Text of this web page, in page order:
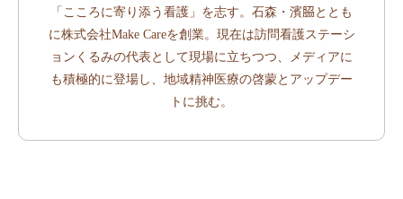
「こころに寄り添う看護」を志す。石森・濱𦚰ととも
に株式会社Make Careを創業。現在は訪問看護ステーシ
ョンくるみの代表として現場に立ちつつ、メディアに
も積極的に登場し、地域精神医療の啓蒙とアップデー
トに挑む。